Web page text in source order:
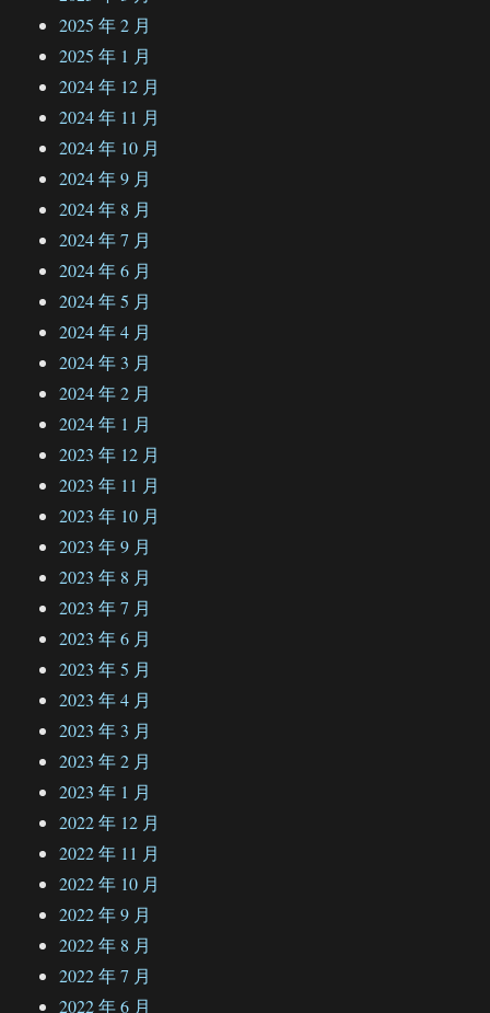
2025 年 2 月
2025 年 1 月
2024 年 12 月
2024 年 11 月
2024 年 10 月
2024 年 9 月
2024 年 8 月
2024 年 7 月
2024 年 6 月
2024 年 5 月
2024 年 4 月
2024 年 3 月
2024 年 2 月
2024 年 1 月
2023 年 12 月
2023 年 11 月
2023 年 10 月
2023 年 9 月
2023 年 8 月
2023 年 7 月
2023 年 6 月
2023 年 5 月
2023 年 4 月
2023 年 3 月
2023 年 2 月
2023 年 1 月
2022 年 12 月
2022 年 11 月
2022 年 10 月
2022 年 9 月
2022 年 8 月
2022 年 7 月
2022 年 6 月